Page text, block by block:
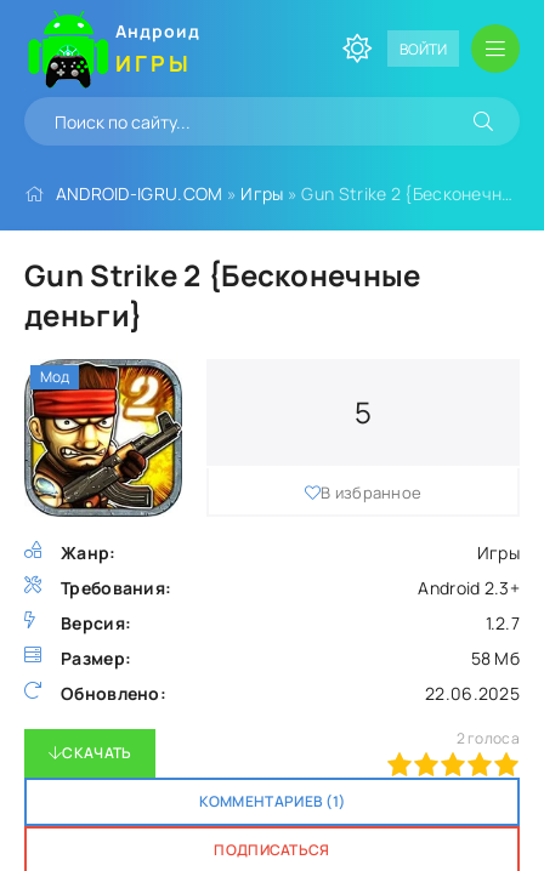
Андроид
ИГРЫ ВОЙТИ
ANDROID-IGRU.COM » Игры » Gun Strike 2 {Бесконечные деньги}
Gun Strike 2 {Бесконечные
деньги}
Жанр:
Игры
Требования:
Android 2.3+
Версия:
1.2.7
Размер:
58 Мб
Обновлено:
22.06.2025
5
В избранное
СКАЧАТЬ
КОММЕНТАРИЕВ (1)
ПОДПИСАТЬСЯ
2 голоса
Мод